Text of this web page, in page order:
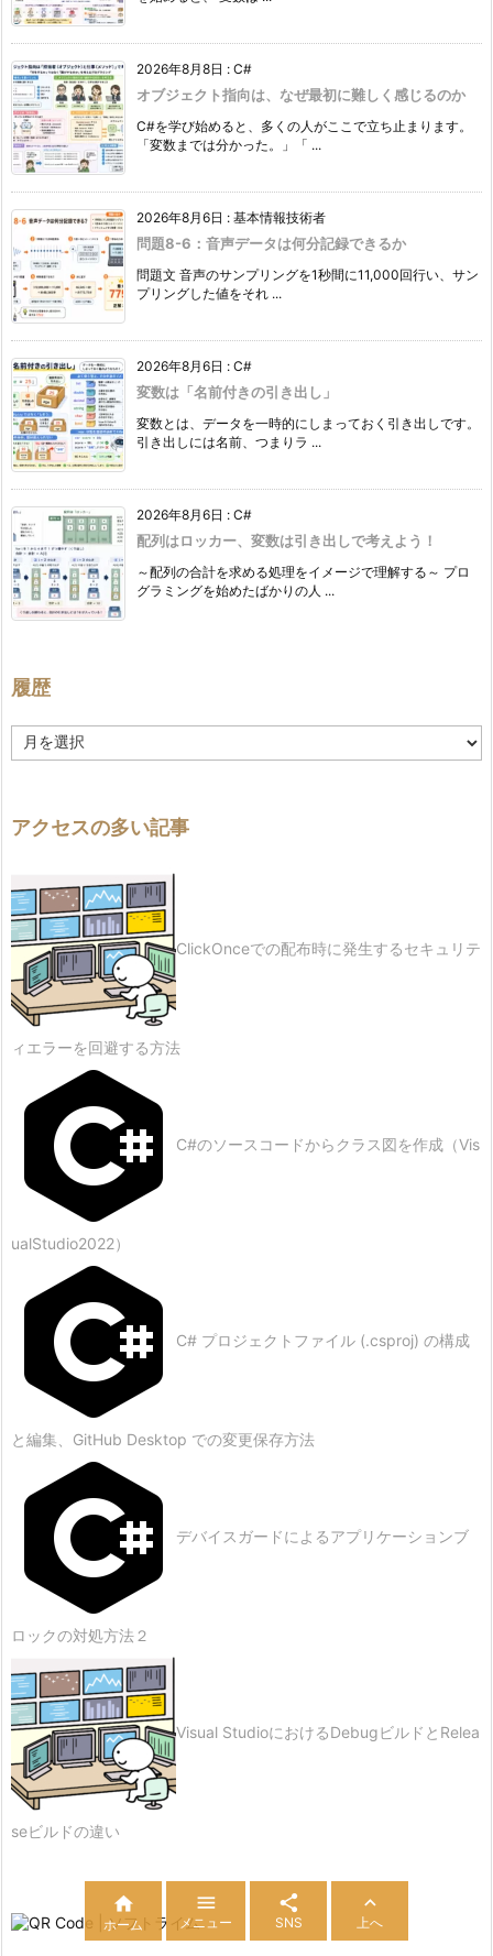
2026年8月8日 : C#
オブジェクト指向は、なぜ最初に難しく感じるのか
C#を学び始めると、多くの人がここで立ち止まります。
「変数までは分かった。」「 ...
2026年8月6日 : 基本情報技術者
問題8-6：音声データは何分記録できるか
問題文 音声のサンプリングを1秒間に11,000回行い、サン
プリングした値をそれ ...
2026年8月6日 : C#
変数は「名前付きの引き出し」
変数とは、データを一時的にしまっておく引き出しです。
引き出しには名前、つまりラ ...
2026年8月6日 : C#
配列はロッカー、変数は引き出しで考えよう！
～配列の合計を求める処理をイメージで理解する～ プロ
グラミングを始めたばかりの人 ...
履歴
歴
アクセスの多い記事
ClickOnceでの配布時に発生するセキュリテ
ィエラーを回避する方法
C#のソースコードからクラス図を作成（Vis
ualStudio2022）
C# プロジェクトファイル (.csproj) の構成
と編集、GitHub Desktop での変更保存方法
デバイスガードによるアプリケーションブ
ロックの対処方法２
Visual StudioにおけるDebugビルドとRelea
seビルドの違い

ホーム

メニュー

SNS

上へ